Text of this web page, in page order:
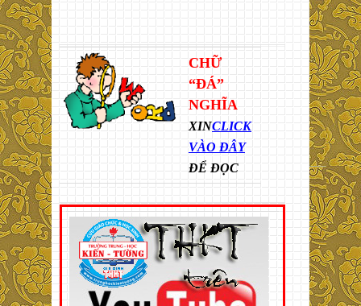
CHỮ
“ĐÁ”
NGHĨA
XINCLICK
VÀO ĐÂY
ĐỂ ĐỌC